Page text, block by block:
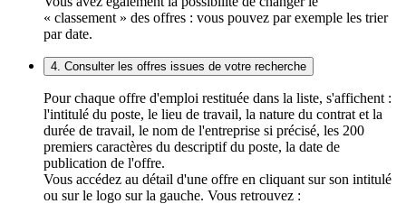
« classement » des offres : vous pouvez par exemple les trier
par date.
4. Consulter les offres issues de votre recherche
Pour chaque offre d'emploi restituée dans la liste, s'affichent :
l'intitulé du poste, le lieu de travail, la nature du contrat et la
durée de travail, le nom de l'entreprise si précisé, les 200
premiers caractères du descriptif du poste, la date de
publication de l'offre.
Vous accédez au détail d'une offre en cliquant sur son intitulé
ou sur le logo sur la gauche. Vous retrouvez :